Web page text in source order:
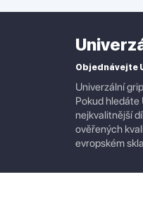
Objednávejte
Univerzální
Pokud hledáte
nejkvalitnější
ověřených
evropském